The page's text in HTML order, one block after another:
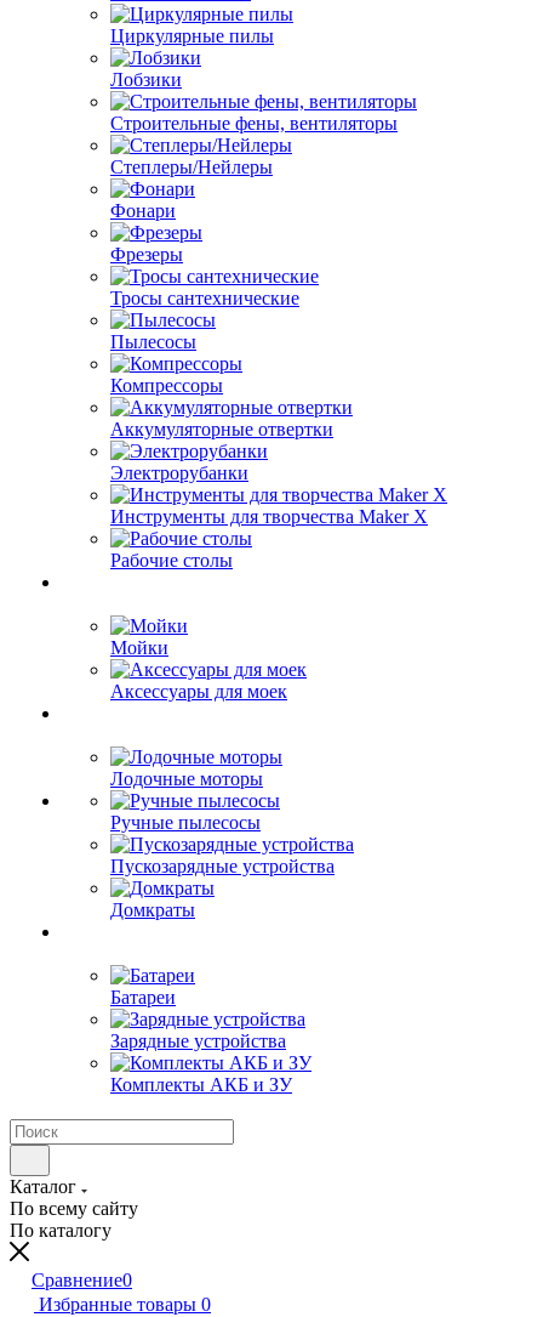
Циркулярные пилы
Лобзики
Строительные фены, вентиляторы
Степлеры/Нейлеры
Фонари
Фрезеры
Тросы сантехнические
Пылесосы
Компрессоры
Аккумуляторные отвертки
Электрорубанки
Инструменты для творчества Maker X
Рабочие столы
Мойки
Аксессуары для моек
Лодочные моторы
Ручные пылесосы
Пускозарядные устройства
Домкраты
Батареи
Зарядные устройства
Комплекты АКБ и ЗУ
Каталог
По всему сайту
По каталогу
Сравнение0
Избранные товары 0